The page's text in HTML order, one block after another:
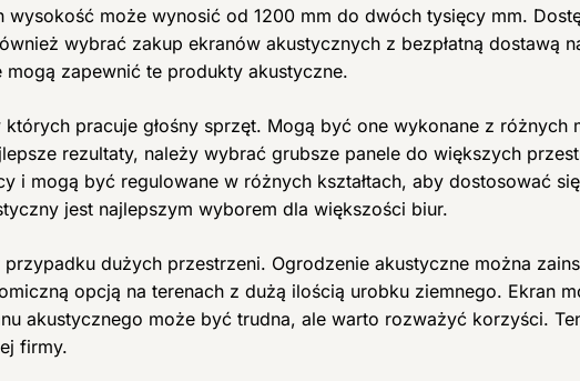
może wynosić od 1200 mm do dwóch tysięcy mm.
wybrać zakup ekranów akustycznych z bezpłatną dostawą
zapewnić te produkty akustyczne.
pracuje głośny sprzęt. Mogą być one wykonane z różnych
rezultaty, należy wybrać grubsze panele do większych
i mogą być regulowane w różnych kształtach, aby dostosować
jest najlepszym wyborem dla większości biur.
dużych przestrzeni. Ogrodzenie akustyczne można
opcją na terenach z dużą ilością urobku ziemnego. Ekran
akustycznego może być trudna, ale warto rozważyć korzyści.
firmy.